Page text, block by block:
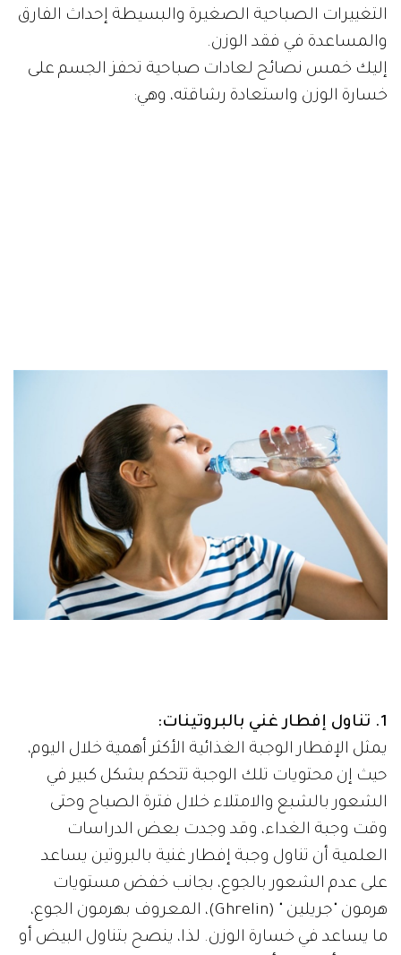
التغييرات الصباحية الصغيرة والبسيطة إحداث الفارق
والمساعدة في فقد الوزن.
إليك خمس نصائح لعادات صباحية تحفز الجسم على
خسارة الوزن واستعادة رشاقته، وهي:
1. تناول إفطار غني بالبروتينات:
يمثل الإفطار الوجبة الغذائية الأكثر أهمية خلال اليوم،
حيث إن محتويات تلك الوجبة تتحكم بشكل كبير في
الشعور بالشبع والامتلاء خلال فترة الصباح وحتى
وقت وجبة الغداء، وقد وجدت بعض الدراسات
العلمية أن تناول وجبة إفطار غنية بالبروتين يساعد
على عدم الشعور بالجوع، بجانب خفض مستويات
هرمون "جريلين " (Ghrelin)، المعروف بهرمون الجوع،
ما يساعد في خسارة الوزن. لذا، ينصح بتناول البيض أو